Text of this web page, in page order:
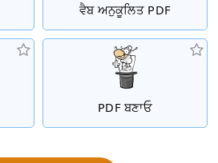
ਵੈਬ ਅਨੁਕੂਲਿਤ PDF
PDF ਬਣਾਓ